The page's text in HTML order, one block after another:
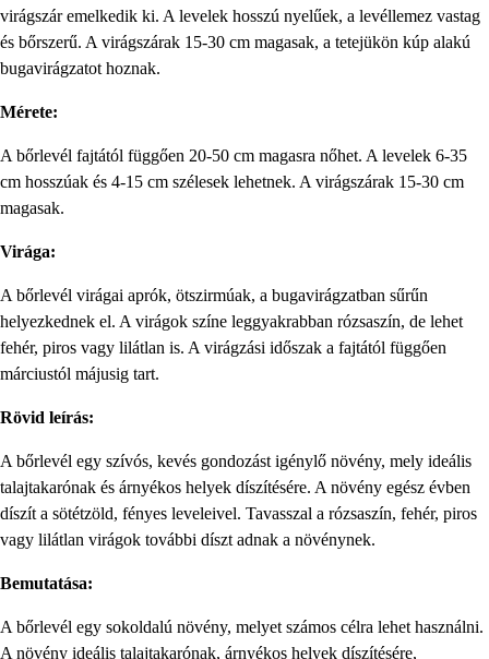
virágszár emelkedik ki. A levelek hosszú nyelűek, a levéllemez vastag
és bőrszerű. A virágszárak 15-30 cm magasak, a tetejükön kúp alakú
bugavirágzatot hoznak.
Mérete:
A bőrlevél fajtától függően 20-50 cm magasra nőhet. A levelek 6-35
cm hosszúak és 4-15 cm szélesek lehetnek. A virágszárak 15-30 cm
magasak.
Virága:
A bőrlevél virágai aprók, ötszirmúak, a bugavirágzatban sűrűn
helyezkednek el. A virágok színe leggyakrabban rózsaszín, de lehet
fehér, piros vagy lilátlan is. A virágzási időszak a fajtától függően
márciustól májusig tart.
Rövid leírás:
A bőrlevél egy szívós, kevés gondozást igénylő növény, mely ideális
talajtakarónak és árnyékos helyek díszítésére. A növény egész évben
díszít a sötétzöld, fényes leveleivel. Tavasszal a rózsaszín, fehér, piros
vagy lilátlan virágok további díszt adnak a növénynek.
Bemutatása:
A bőrlevél egy sokoldalú növény, melyet számos célra lehet használni.
A növény ideális talajtakarónak, árnyékos helyek díszítésére,